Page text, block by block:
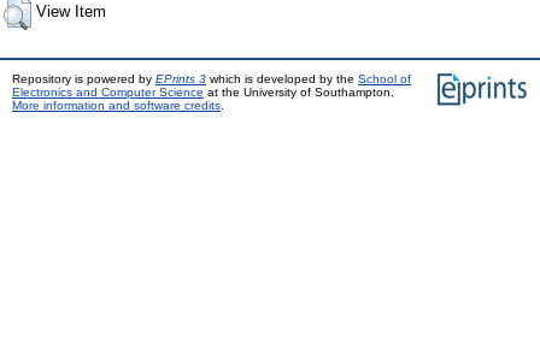
View Item
Repository is powered by EPrints 3 which is developed by the School of
Electronics and Computer Science at the University of Southampton.
More information and software credits